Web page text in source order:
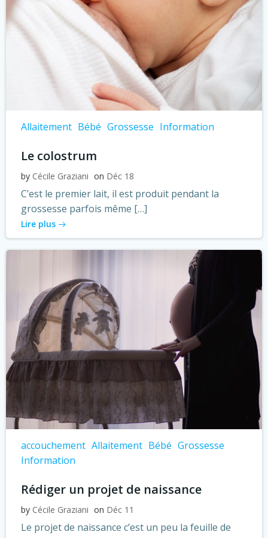
Allaitement Bébé Grossesse Information
Le colostrum
by Cécile Graziani on Déc 18
C’est le premier lait, il est produit pendant la
grossesse parfois même […]
Lire plus
accouchement Allaitement Bébé Grossesse
Information
Rédiger un projet de naissance
by Cécile Graziani on Déc 11
Le projet de naissance c’est un peu la feuille de